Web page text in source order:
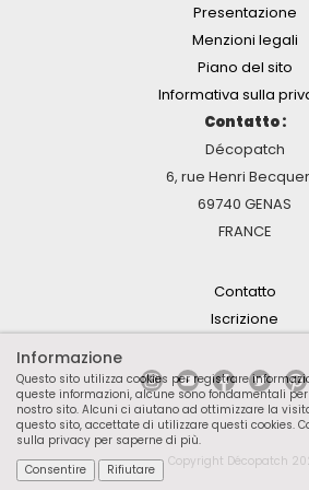
Presentazione
Menzioni legali
Piano del sito
Informativa sulla
Contatto :
Décopatch
6, rue Henri
69740 GENAS
FRANCE
Contatto
Iscrizione
Copyright Décopatch
Informazione
Questo sito utilizza cookies per registrare
queste informazioni, alcune sono fondamentali
nostro sito. Alcuni ci aiutano ad ottimizzare la
questo sito, accettate di utilizzare questi cookies.
sulla privacy per saperne di più.
Consentire
Rifiutare